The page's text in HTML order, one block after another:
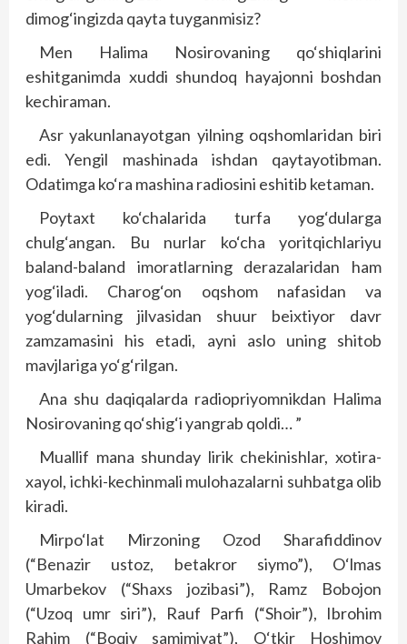
dimog‘ingizda qayta tuyganmisiz?
Men Halima Nosirovaning qo‘shiqlarini
eshitganimda xuddi shundoq hayajonni boshdan
kechiraman.
Asr yakunlanayotgan yilning oqshomlaridan biri
edi. Yengil mashinada ishdan qaytayotibman.
Odatimga ko‘ra mashina radiosini eshitib ketaman.
Poytaxt ko‘chalarida turfa yog‘dularga
chulg‘angan. Bu nurlar ko‘cha yoritqichlariyu
baland-baland imoratlarning derazalaridan ham
yog‘iladi. Charog‘on oqshom nafasidan va
yog‘dularning jilvasidan shuur beixtiyor davr
zamzamasini his etadi, ayni aslo uning shitob
mavjlariga yo‘g‘rilgan.
Ana shu daqiqalarda radiopriyomnikdan Halima
Nosirovaning qo‘shig‘i yangrab qoldi… ”
Muallif mana shunday lirik chekinishlar, xotira-
xayol, ichki-kechinmali mulohazalarni suhbatga olib
kiradi.
Mirpo‘lat Mirzoning Ozod Sharafiddinov
(“Benazir ustoz, betakror siymo”), O‘lmas
Umarbekov (“Shaxs jozibasi”), Ramz Bobojon
(“Uzoq umr siri”), Rauf Parfi (“Shoir”), Ibrohim
Rahim (“Boqiy samimiyat”), O‘tkir Hoshimov